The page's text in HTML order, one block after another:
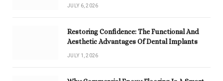
JULY 6, 2026
Restoring Confidence: The Functional And
Aesthetic Advantages Of Dental Implants
JULY 1, 2026